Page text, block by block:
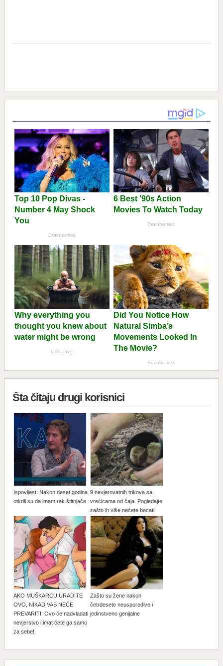
Šta čitaju drugi korisnici
Ispovijest: Nakon deset godina
otkrili su da imam rak štitnjače
9 nevjerovatnih trikova sa
vrećicama od čaja. Pogledajte
zašto ih više nećete bacati!
AKO MUŠKARCU URADITE
OVO, NIKAD VAS NEĆE
PREVARITI: Ovo će nadvladati
nevjerstvo i imat ćete ga samo
za sebe!
Zašto su žene nakon
četrdesete neusporedive i
jedinstveno genijalne